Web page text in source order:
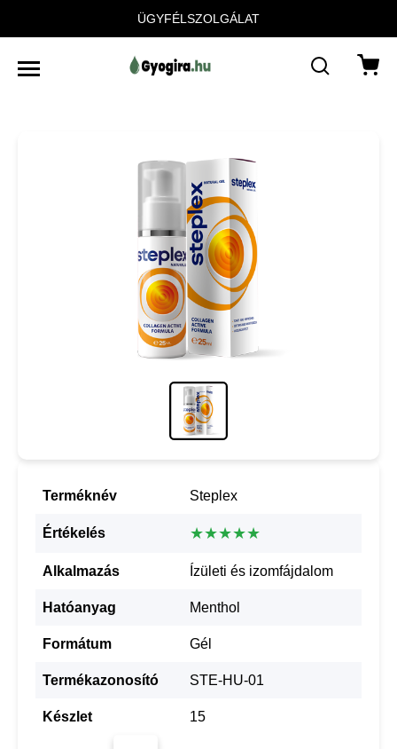
ÜGYFÉLSZOLGÁLAT
Terméknév Steplex
Értékelés ★★★★★
Alkalmazás Ízületi és izomfájdalom
Hatóanyag Menthol
Formátum Gél
Termékazonosító STE-HU-01
Készlet 15